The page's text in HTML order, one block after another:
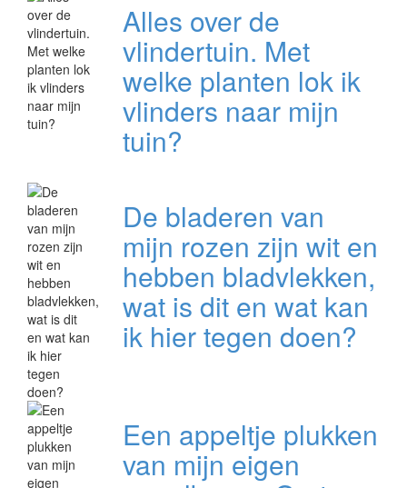
Alles over de
vlindertuin. Met
welke planten lok ik
vlinders naar mijn
tuin?
De bladeren van
mijn rozen zijn wit en
hebben bladvlekken,
wat is dit en wat kan
ik hier tegen doen?
Een appeltje plukken
van mijn eigen